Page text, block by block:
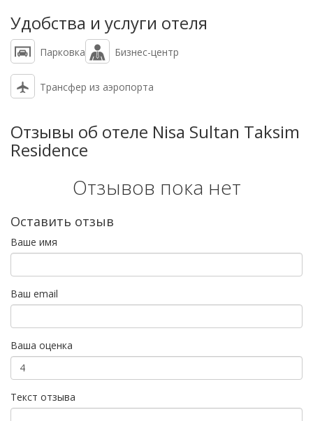
Удобства и услуги отеля
Парковка Бизнес-центр
Трансфер из аэропорта
Отзывы об отеле Nisa Sultan Taksim
Residence
Отзывов пока нет
Оставить отзыв
Ваше имя
Ваш email
Ваша оценка
Текст отзыва